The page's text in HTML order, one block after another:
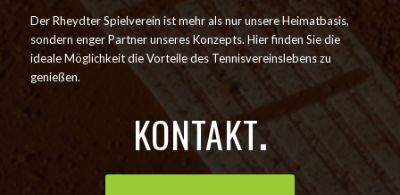
Der Rheydter Spielverein ist mehr als nur unsere Heimatbasis,
sondern enger Partner unseres Konzepts. Hier finden Sie die
ideale Möglichkeit die Vorteile des Tennisvereinslebens zu
genießen.
KONTAKT.